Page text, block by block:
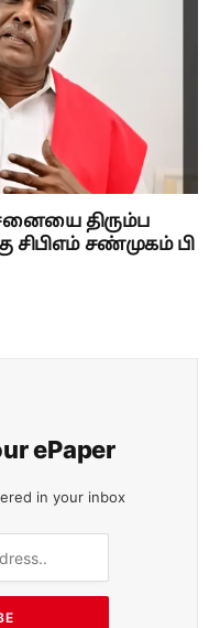
திரும்ப
சிபிஎம் சண்முகம் பி
ePaper
in your inbox